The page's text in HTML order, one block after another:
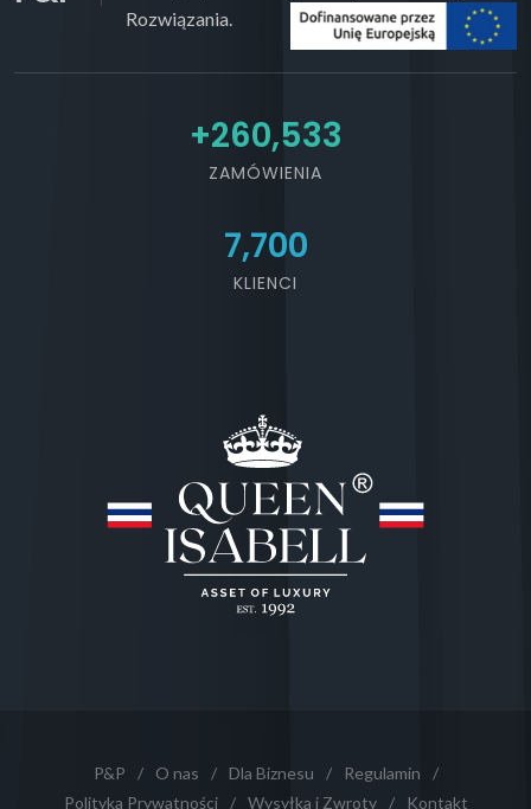
Rozwiązania.
+300,000
ZAMÓWIENIA
7,700
KLIENCI
P&P / O nas / Dla Biznesu / Regulamin
/
Polityka Prywatności
/ Wysyłka i Zwroty / Kontakt